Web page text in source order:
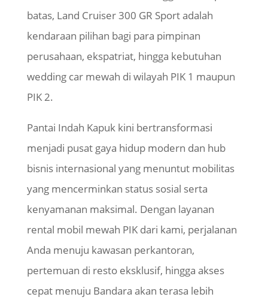
batas, Land Cruiser 300 GR Sport adalah
kendaraan pilihan bagi para pimpinan
perusahaan, ekspatriat, hingga kebutuhan
wedding car mewah di wilayah PIK 1 maupun
PIK 2.
Pantai Indah Kapuk kini bertransformasi
menjadi pusat gaya hidup modern dan hub
bisnis internasional yang menuntut mobilitas
yang mencerminkan status sosial serta
kenyamanan maksimal. Dengan layanan
rental mobil mewah PIK dari kami, perjalanan
Anda menuju kawasan perkantoran,
pertemuan di resto eksklusif, hingga akses
cepat menuju Bandara akan terasa lebih